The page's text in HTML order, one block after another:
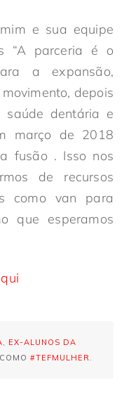
e sua equipe
“A parceria é o
a expansão,
depois
saúde dentária e
março de 2018
fusão . Isso nos
de recursos
como van para
que esperamos
EX-ALUNOS DA
#TEFMULHER